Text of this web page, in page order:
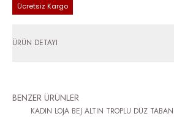
Ücretsiz Kargo
ÜRÜN DETAYI
BENZER ÜRÜNLER
KADIN LOJA BEJ ALTIN TROPLU DÜZ